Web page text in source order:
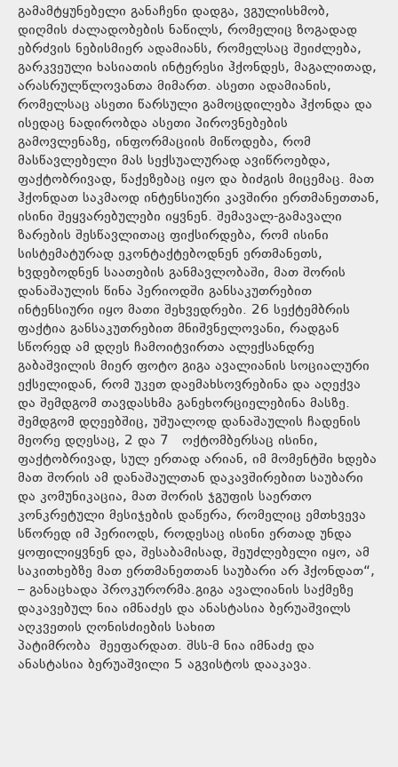
გამამტყუნებელი განაჩენი დადგა, ვგულისხმობ,
დიღმის ძალადობების ნაწილს, რომელიც ზოგადად
ებრძვის ნებისმიერ ადამიანს, რომელსაც შეიძლება,
გარკვეული ხასიათის ინტერესი ჰქონდეს, მაგალითად,
არასრულწლოვანთა მიმართ. ასეთი ადამიანის,
რომელსაც ასეთი წარსული გამოცდილება ჰქონდა და
ისედაც ნადირობდა ასეთი პიროვნებების
გამოვლენაზე, ინფორმაციის მიწოდება, რომ
მასწავლებელი მას სექსუალურად ავიწროებდა,
ფაქტობრივად, წაქეზებაც იყო და ბიძგის მიცემაც. მათ
ჰქონდათ საკმაოდ ინტენსიური კავშირი ერთმანეთთან,
ისინი შეყვარებულები იყვნენ. შემავალ-გამავალი
ზარების შესწავლითაც ფიქსირდება, რომ ისინი
სისტემატურად ეკონტაქტებოდნენ ერთმანეთს,
ხვდებოდნენ საათების განმავლობაში, მათ შორის
დანაშაულის წინა პერიოდში განსაკუთრებით
ინტენსიური იყო მათი შეხვედრები. 26 სექტემბრის
ფაქტია განსაკუთრებით მნიშვნელოვანი, რადგან
სწორედ ამ დღეს ჩამოიტვირთა ალექსანდრე
გაბაშვილის მიერ ფოტო გიგა ავალიანის სოციალური
ექსელიდან, რომ უკეთ დაემახსოვრებინა და აღექვა
და შემდგომ თავდასხმა განეხორციელებინა მასზე.
შემდგომ დღეებშიც, უშუალოდ დანაშაულის ჩადენის
მეორე დღესაც, 2 და 7 ოქტომბერსაც ისინი,
ფაქტობრივად, სულ ერთად არიან, იმ მომენტში ხდება
მათ შორის ამ დანაშაულთან დაკავშირებით საუბარი
და კომუნიკაცია, მათ შორის ჯგუფის საერთო
კონკრეტული მესიჯების დაწერა, რომელიც ემთხვევა
სწორედ იმ პერიოდს, როდესაც ისინი ერთად უნდა
ყოფილიყვნენ და, შესაბამისად, შეუძლებელი იყო, ამ
საკითხებზე მათ ერთმანეთთან საუბარი არ ჰქონდათ“,
– განაცხადა პროკურორმა.გიგა ავალიანის საქმეზე
დაკავებულ ნია იმნაძეს და ანასტასია ბერუაშვილს
აღკვეთის ღონისძიების სახით
პატიმრობა შეეფარდათ. შსს-მ ნია იმნაძე და
ანასტასია ბერუაშვილი 5 აგვისტოს დააკავა.